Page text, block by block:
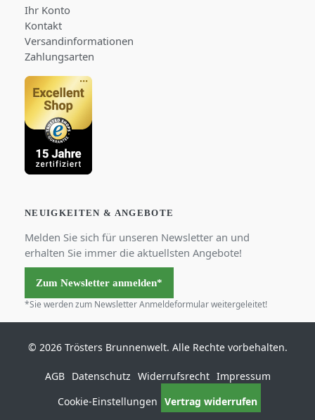
Ihr Konto
Kontakt
Versandinformationen
Zahlungsarten
NEUIGKEITEN & ANGEBOTE
Melden Sie sich für unseren Newsletter an und
erhalten Sie immer die aktuellsten Angebote!
Zum Newsletter anmelden*
*Sie werden zum Newsletter Anmeldeformular weitergeleitet!
© 2026 Trösters Brunnenwelt. Alle Rechte vorbehalten.
AGB Datenschutz Widerrufsrecht Impressum
Cookie-Einstellungen Vertrag widerrufen